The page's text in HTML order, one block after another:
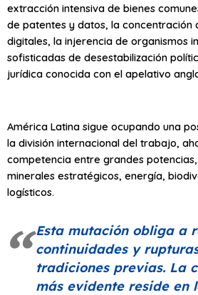
extracción intensiva de bienes
de patentes y datos, la concentración
digitales, la injerencia de organismos
sofisticadas de desestabilización
jurídica conocida con el apelativo
América Latina sigue ocupando una
la división internacional del trabajo,
competencia entre grandes
minerales estratégicos, energía,
logísticos.
Esta mutación obliga a
continuidades y
tradiciones previas. La
más evidente reside en